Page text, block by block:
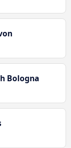
Bologna